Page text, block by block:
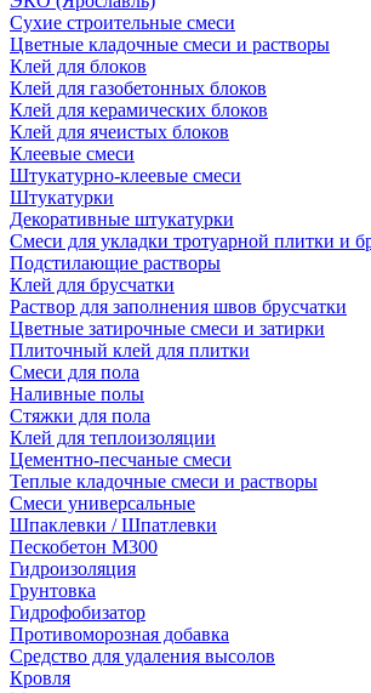
Сухие строительные смеси
Цветные кладочные смеси и растворы
Клей для блоков
Клей для газобетонных блоков
Клей для керамических блоков
Клей для ячеистых блоков
Клеевые смеси
Штукатурно-клеевые смеси
Штукатурки
Декоративные штукатурки
Смеси для укладки тротуарной плитки и
Подстилающие растворы
Клей для брусчатки
Раствор для заполнения швов брусчатки
Цветные затирочные смеси и затирки
Плиточный клей для плитки
Смеси для пола
Наливные полы
Стяжки для пола
Клей для теплоизоляции
Цементно-песчаные смеси
Теплые кладочные смеси и растворы
Смеси универсальные
Шпаклевки / Шпатлевки
Пескобетон М300
Гидроизоляция
Грунтовка
Гидрофобизатор
Противоморозная добавка
Средство для удаления высолов
Кровля